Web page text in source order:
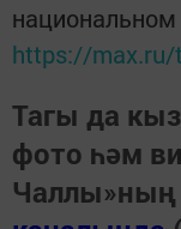
https://max.ru/
Тагы да
фото һәм
Чаллы»ның